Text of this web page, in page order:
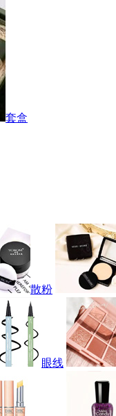
套盒
散粉
眼线